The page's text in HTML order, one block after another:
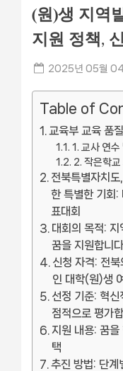
(원)생 지역
지원 정책,
Posted
2025년 05월
Table of
교육부 교육 품
1. 교사 연수
2. 작은학교
전북특별자치
한 특별한 기회:
표대회
대회의 목적: 지
꿈을 지원합니
신청 자격: 전
인 대학(원)생
선정 기준: 혁
점적으로 평가
지원 내용: 꿈을
택
추진 방법: 단계